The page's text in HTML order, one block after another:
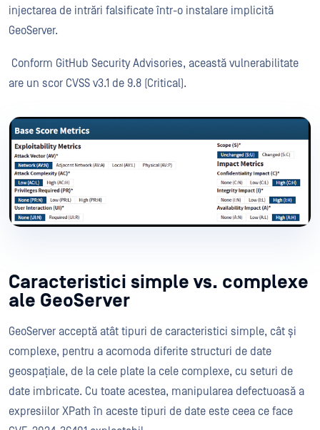
injectarea de intrări falsificate într-o instalare implicită
GeoServer.
Conform GitHub Security Advisories, această vulnerabilitate
are un scor CVSS v3.1 de 9.8 (Critical).
Caracteristici simple vs. complexe
ale GeoServer
GeoServer acceptă atât tipuri de caracteristici simple, cât și
complexe, pentru a acomoda diferite structuri de date
geospațiale, de la cele plate la cele complexe, cu seturi de
date imbricate. Cu toate acestea, manipularea defectuoasă a
expresiilor XPath în aceste tipuri de date este ceea ce face